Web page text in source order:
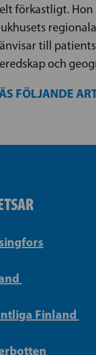
förkastligt.
till
och
FÖLJANDE
Finland